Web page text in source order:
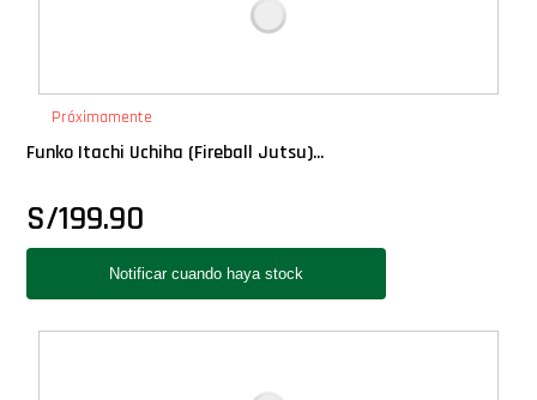
Plush
Pop Nook (Rincon)
Pop Regular
Próximamente
Funko Itachi Uchiha (Fireball Jutsu)...
S/199.90